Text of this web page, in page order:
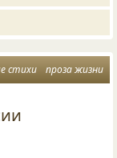
стихи проза жизни